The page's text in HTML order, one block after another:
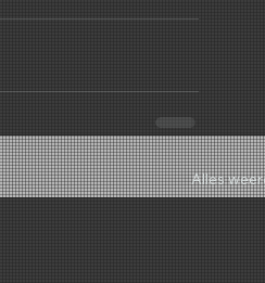
Alles